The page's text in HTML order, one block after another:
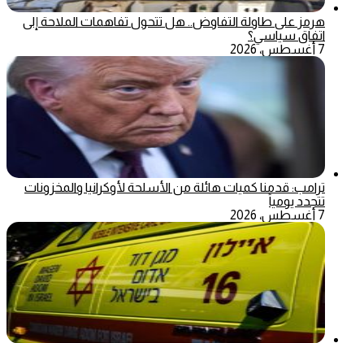
هرمز على طاولة التفاوض.. هل تتحول تفاهمات الملاحة إلى
اتفاق سياسي؟
7 أغسطس، 2026
ترامب: قدمنا كميات هائلة من الأسلحة لأوكرانيا والمخزونات
تتجدد يومياً
7 أغسطس، 2026